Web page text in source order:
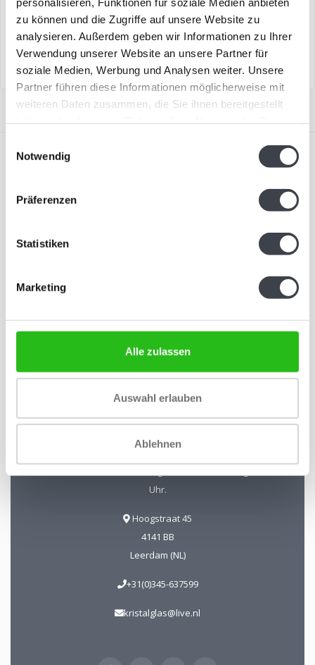
zu können und die Zugriffe auf unsere Website zu
analysieren. Außerdem geben wir Informationen zu Ihrer
Verwendung unserer Website an unsere Partner für
soziale Medien, Werbung und Analysen weiter. Unsere
Partner führen diese Informationen möglicherweise mit
weiteren Daten zusammen, die Sie ihnen bereitgestellt
Notwendig
Präferenzen
Statistiken
Marketing
Alle zulassen
Auswahl erlauben
Ablehnen
Maiglöckchen aus Kristallglas
nach einem Design von Mats
Jon..
Das Kristall-Kleeblatt von
Mats Jonasson steht als
Symbol fü..
Bleiben Sie auf dem Laufenden und erhalten Sie einen
Abonnieren
Kristal-Glas Leerdam
Kristal-Glas ist der Online-Shop für Glaskunst und Kristall
Uhr.
Hoogstraat 45
4141 BB
Leerdam (NL)
+31(0)345-637599
kristalglas@live.nl